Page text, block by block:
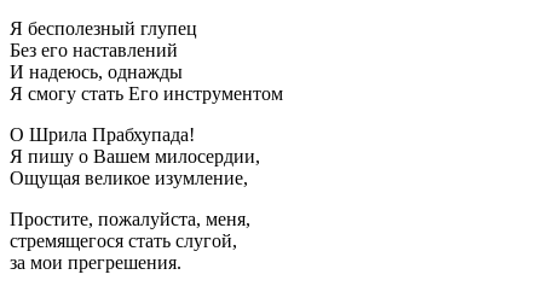
Я бесполезный глупец
Без его наставлений
И надеюсь, однажды
Я смогу стать Его инструментом
О Шрила Прабхупада!
Я пишу о Вашем милосердии,
Ощущая великое изумление,
Простите, пожалуйста, меня,
стремящегося стать слугой,
за мои прегрешения.